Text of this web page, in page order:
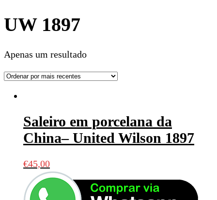
UW 1897
Apenas um resultado
Saleiro em porcelana da
China– United Wilson 1897
€45,00